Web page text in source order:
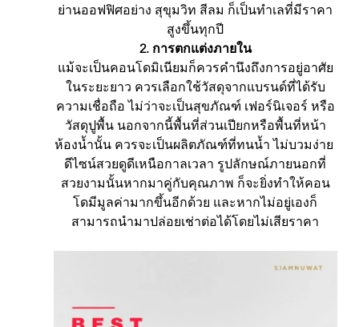
ย่านออฟฟิศอย่าง สุขุมวิท สีลม ก็เป็นทำเลที่มีราคา
สูงขึ้นทุกปี
2. การตกแต่งภายใน
แม้จะเป็นคอนโดมิเนียมก็ควรคำนึงถึงการอยู่อาศัย
ในระยะยาว ควรเลือกใช้วัสดุจากแบรนด์ที่ได้รับ
ความเชื่อถือ ไม่ว่าจะเป็นสุขภัณฑ์ เฟอร์นิเจอร์ หรือ
วัสดุปูพื้น นอกจากนี้พื้นที่ส่วนเปียกหรือพื้นที่หน้า
ห้องน้ำนั้น ควรจะเป็นผลิตภัณฑ์ที่ทนน้ำ ไม่บวมง่าย
ดีไซน์สวยดูดีเหนือกาลเวลา รูปลักษณ์ภายนอกที่
สวยงามนั้นหากมาคู่กับคุณภาพ ก็จะยิ่งทำให้คอน
โดมีมูลค่ามากขึ้นอีกด้วย และหากไม่อยู่เองก็
สามารถนำมาปล่อยเช่าต่อได้โดยไม่เสียราคา